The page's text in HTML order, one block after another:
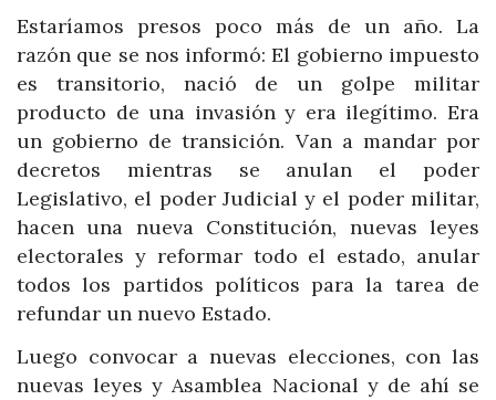
Estaríamos presos poco más de un año. La
razón que se nos informó: El gobierno impuesto
es transitorio, nació de un golpe militar
producto de una invasión y era ilegítimo. Era
un gobierno de transición. Van a mandar por
decretos mientras se anulan el poder
Legislativo, el poder Judicial y el poder militar,
hacen una nueva Constitución, nuevas leyes
electorales y reformar todo el estado, anular
todos los partidos políticos para la tarea de
refundar un nuevo Estado.
Luego convocar a nuevas elecciones, con las
nuevas leyes y Asamblea Nacional y de ahí se